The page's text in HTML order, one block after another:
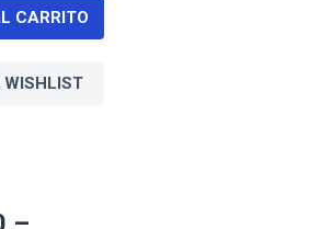
CARRITO
WISHLIST